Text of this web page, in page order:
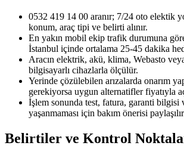
0532 419 14 00 aranır; 7/24 oto elektik
konum, araç tipi ve belirti alınır.
En yakın mobil ekip trafik durumuna
İstanbul içinde ortalama 25-45 dakika
Aracın elektrik, akü, klima, Webasto
bilgisayarlı cihazlarla ölçülür.
Yerinde çözülebilen arızalarda onarım
gerekiyorsa uygun alternatifler fiyatıyla
İşlem sonunda test, fatura, garanti bilgisi
yaşanmaması için bakım önerisi
Belirtiler ve Kontrol